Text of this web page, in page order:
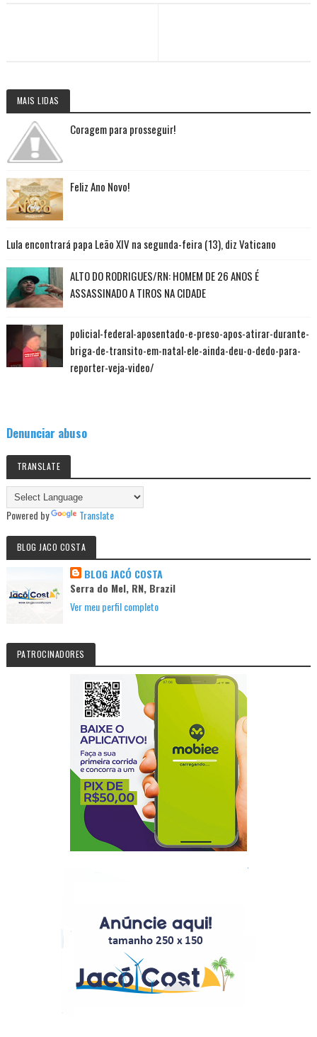
MAIS LIDAS
Coragem para prosseguir!
Feliz Ano Novo!
Lula encontrará papa Leão XIV na segunda-feira (13), diz Vaticano
ALTO DO RODRIGUES/RN: HOMEM DE 26 ANOS É
ASSASSINADO A TIROS NA CIDADE
policial-federal-aposentado-e-preso-apos-atirar-durante-
briga-de-transito-em-natal-ele-ainda-deu-o-dedo-para-
reporter-veja-video/
Denunciar abuso
TRANSLATE
Powered by Translate
BLOG JACO COSTA
BLOG JACÓ COSTA
Serra do Mel, RN, Brazil
Ver meu perfil completo
PATROCINADORES